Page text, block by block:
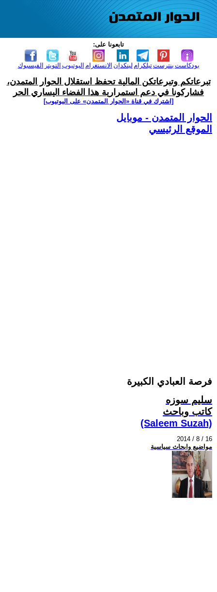
تابعونا على:
الفيسبوك التويتر اليوتيوب الانستغرام لينكدإن تيلكرامبنترست بودكاست
تبرعاتكم وتبرعاتكن المالية تحفظ استقلال الحوار المتمدن،
فشاركونا في دعم استمرارية هذا الفضاء اليساري الحر
[اشترك في قناة ‫«الحوار المتمدن» على اليوتيوب]
الحوار المتمدن - موبايل
الموقع الرئيسي
فرصة العبادي الكبيرة
سليم سوزه
كاتب وباحث
(Saleem Suzah)
2014 / 8 / 16
مواضيع وابحاث سياسية